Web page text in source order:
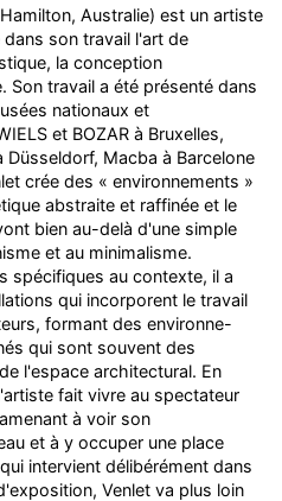
Australie) est un artiste
son travail l'art de
la conception
travail a été présenté dans
nationaux et
et BOZAR à Bruxelles,
Düsseldorf, Macba à Barcelone
crée des « environnements »
abstraite et raffinée et le
bien au-delà d'une simple
et au minimalisme.
spécifiques au contexte, il a
qui incorporent le travail
formant des environne-
qui sont souvent des
l'espace architectural. En
fait vivre au spectateur
à voir son
et à y occuper une place
intervient délibérément dans
Venlet va plus loin